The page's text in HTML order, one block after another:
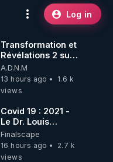
Log in
Transformation et
Révélations 2 sur
2 - live du
07/08/26
A.D.N.M
13 hours ago
1.6 k
views
Covid 19 : 2021 -
Le Dr. Louis
Fouché renverse
le plateau de
CNews !
Finalscape
16 hours ago
2.7 k
views